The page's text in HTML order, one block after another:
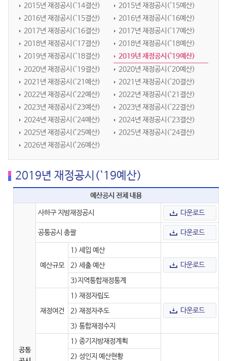
2015년 재정공시(`14결산)
2015년 재정공시(`15예산)
2016년 재정공시(`15결산)
2016년 재정공시(`16예산)
2017년 재정공시(`16결산)
2017년 재정공시(`17예산)
2018년 재정공시(`17결산)
2018년 재정공시(`18예산)
2019년 재정공시('18결산)
2019년 재정공시(`19예산)
2020년 재정공시('19결산)
2020년 재정공시('20예산)
2021년 재정공시('21예산)
2021년 재정공시('20결산)
2022년 재정공시(’22예산)
2022년 재정공시('21결산)
2023년 재정공시(’23예산)
2023년 재정공시(`22결산)
2024년 재정공시('24예산)
2024년 재정공시(`23결산)
2025년 재정공시(’25예산)
2025년 재정공시(`24결산)
2026년 재정공시(’26예산)
2019년 재정공시(`19예산)
예산공시 전체 내용
공통
사하구 지방재정공시 다운로드
공통공시 총괄 다운로드
예산규모
1) 세입 예산
다운로드
2) 세출 예산
3)지역통합재정통계
재정여건
1) 재정자립도
다운로드
2) 재정자주도
3) 통합재정수지
1) 중기지방재정계획
2) 성인지 예산현황